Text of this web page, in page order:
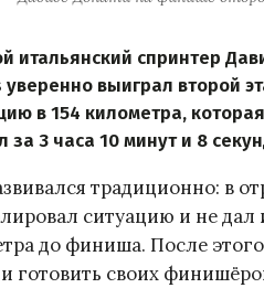
итальянский спринтер
уверенно выиграл второй
в 154 километра,
за 3 часа 10 минут и 8
традиционно: в
ситуацию и не дал
до финиша. После
и готовить своих